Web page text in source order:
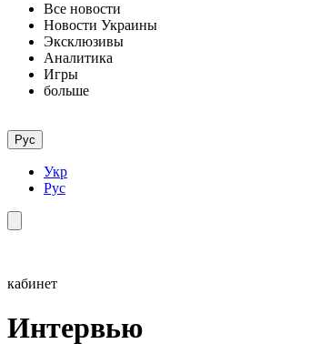
Все новости
Новости Украины
Эксклюзивы
Аналитика
Игры
больше
Рус
Укр
Рус
кабинет
Интервью